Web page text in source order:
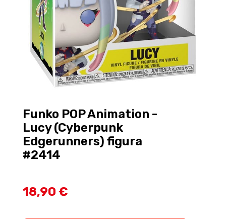
Funko POP Animation -
Lucy (Cyberpunk
Edgerunners) figura
#2414
18,90 €